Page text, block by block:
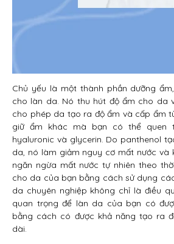
Chủ yếu là một thành phần dưỡng
cho làn da. Nó thu hút độ ẩm cho da
cho phép da tạo ra độ ẩm và cấp ẩm
giữ ẩm khác mà bạn có thể quen
hyaluronic và glycerin. Do panthenol
da, nó làm giảm nguy cơ mất nước và
ngăn ngừa mất nước tự nhiên theo
cho da của bạn bằng cách sử dụng
da chuyên nghiệp không chỉ là điều
quan trọng để làn da của bạn có
bằng cách có được khả năng tạo ra
dài.